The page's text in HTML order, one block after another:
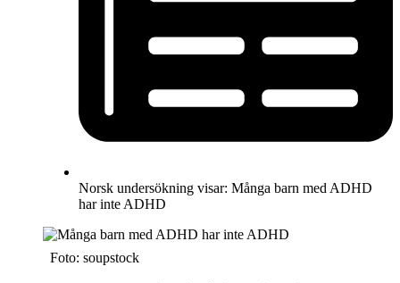
Norsk undersökning visar: Många barn med ADHD
har inte ADHD
Foto: soupstock